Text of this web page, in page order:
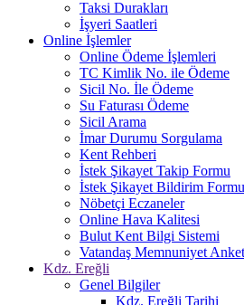
Taksi Durakları
İşyeri Saatleri
Online İşlemler
Online Ödeme İşlemleri
TC Kimlik No. ile Ödeme
Sicil No. İle Ödeme
Su Faturası Ödeme
Sicil Arama
İmar Durumu Sorgulama
Kent Rehberi
İstek Şikayet Takip Formu
İstek Şikayet Bildirim Formu
Nöbetçi Eczaneler
Online Hava Kalitesi
Bulut Kent Bilgi Sistemi
Vatandaş Memnuniyet
Kdz. Ereğli
Genel Bilgiler
Kdz. Ereğli Tarihi